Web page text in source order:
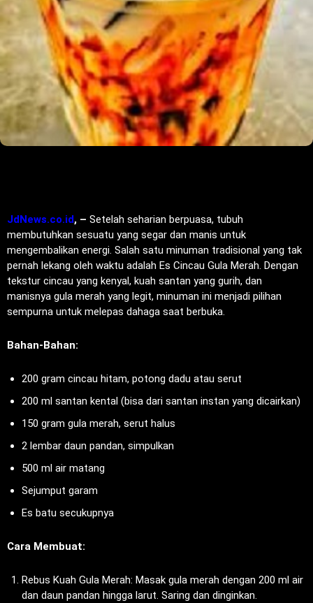
JdNews.co.id, – Setelah seharian berpuasa, tubuh
membutuhkan sesuatu yang segar dan manis untuk
mengembalikan energi. Salah satu minuman tradisional yang tak
pernah lekang oleh waktu adalah Es Cincau Gula Merah. Dengan
tekstur cincau yang kenyal, kuah santan yang gurih, dan
manisnya gula merah yang legit, minuman ini menjadi pilihan
sempurna untuk melepas dahaga saat berbuka.
Bahan-Bahan:
200 gram cincau hitam, potong dadu atau serut
200 ml santan kental (bisa dari santan instan yang dicairkan)
150 gram gula merah, serut halus
2 lembar daun pandan, simpulkan
500 ml air matang
Sejumput garam
Es batu secukupnya
Cara Membuat:
Rebus Kuah Gula Merah: Masak gula merah dengan 200 ml air
dan daun pandan hingga larut. Saring dan dinginkan.